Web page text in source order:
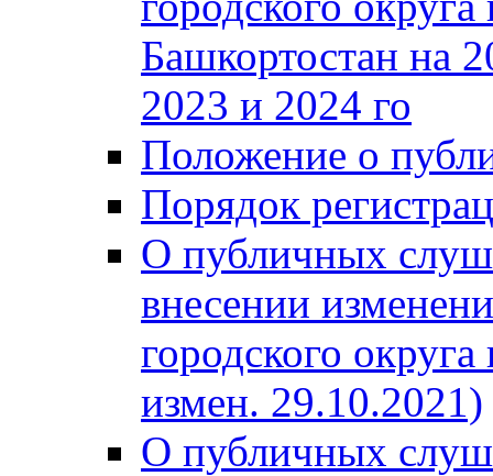
Башкортостан на
2023 и 2024 го
Положение о
Порядок
О публичных
внесении
городского
измен. 29.10.2021)
О публичных